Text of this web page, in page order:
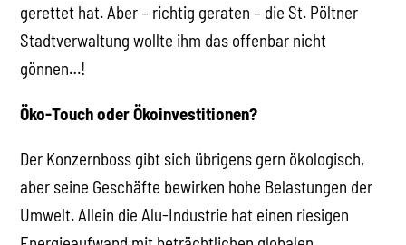
gerettet hat. Aber – richtig geraten – die St. Pöltner
Stadtverwaltung wollte ihm das offenbar nicht
gönnen…!
Öko-Touch oder Ökoinvestitionen?
Der Konzernboss gibt sich übrigens gern ökologisch,
aber seine Geschäfte bewirken hohe Belastungen der
Umwelt. Allein die Alu-Industrie hat einen riesigen